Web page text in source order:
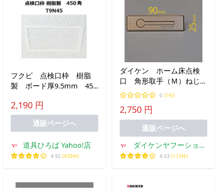
フクビ 点検口枠 樹脂
製 ボード厚9.5mm 450
イト 【代引き不可】
2,190 円
通販ページへ
道具ひろば Yahoo!店
4.92 (430件)
ダイケン ホーム床点検
口 角形取手（Ｍ）ねじ長
さ22mm ブロンズ
YHDEB21HDL
0 (1件)
2,750 円
通販ページへ
ダイケンヤフーショッ
プ
4.53 (113件)